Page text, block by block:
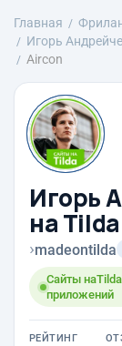
Главная
Игорь
Aircon
Игорь
на
›madeontilda
Сайты
приложений
РЕЙТИНГ